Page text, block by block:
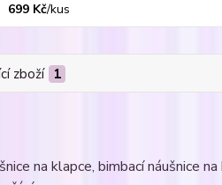
699 Kč/kus
zboží 1
na klapce, bimbací náušnice na